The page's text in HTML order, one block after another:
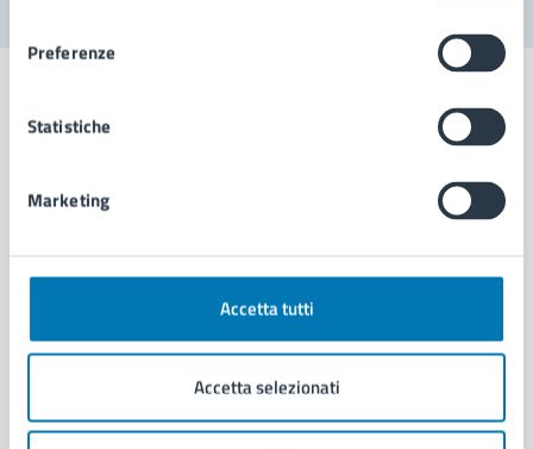
Preferenze
Statistiche
Marketing
Accetta tutti
Accetta selezionati
Aree amministrative
Municipalità
Politici